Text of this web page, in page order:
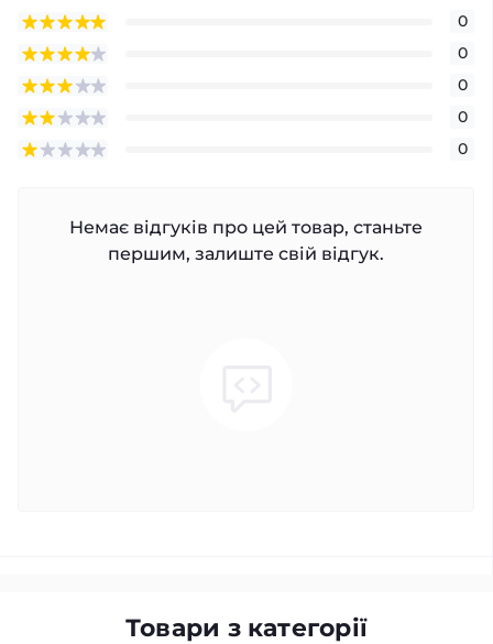
0
0
0
0
0
Немає відгуків про цей товар, станьте
першим, залиште свій відгук.
Товари з категорії